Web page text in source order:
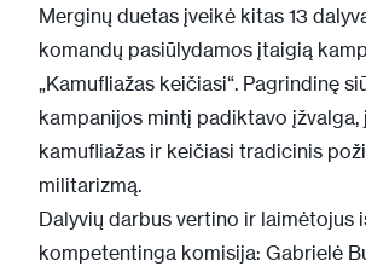
Merginų duetas įveikė kitas 13
komandų pasiūlydamos įtaigią
„Kamufliažas keičiasi“. Pagrindinę
kampanijos mintį padiktavo įžvalga,
kamufliažas ir keičiasi tradicinis
militarizmą.
Dalyvių darbus vertino ir laimėtojus
kompetentinga komisija: Gabrielė